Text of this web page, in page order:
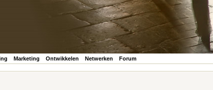
Marketing Ontwikkelen Netwerken Forum